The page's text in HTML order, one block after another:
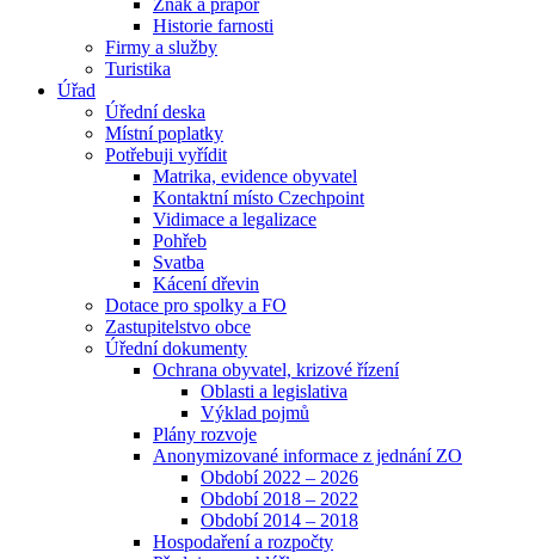
Znak a prapor
Historie farnosti
Firmy a služby
Turistika
Úřad
Úřední deska
Místní poplatky
Potřebuji vyřídit
Matrika, evidence obyvatel
Kontaktní místo Czechpoint
Vidimace a legalizace
Pohřeb
Svatba
Kácení dřevin
Dotace pro spolky a FO
Zastupitelstvo obce
Úřední dokumenty
Ochrana obyvatel, krizové řízení
Oblasti a legislativa
Výklad pojmů
Plány rozvoje
Anonymizované informace z jednání ZO
Období 2022 – 2026
Období 2018 – 2022
Období 2014 – 2018
Hospodaření a rozpočty